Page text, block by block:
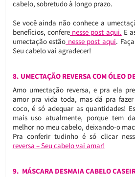
cabelo, sobretudo à longo prazo.
Se você ainda não conhece a
benefícios, conferenesse post aqui. E
umectação estão nesse post aqui.
Seu cabelo vai agradecer!
8. UMECTAÇÃO REVERSA COM ÓLEO
Amo umectação reversa, e pra ela
amor pra vida toda, mas dá pra
coco, é só adequar as quantidades!
mais uso atualmente, porque tem
melhor no meu cabelo, deixando-o
Pra conferir tudinho é só clicar
reversa – Seu cabelo vai amar!
9. MÁSCARA DESMAIA CABELO